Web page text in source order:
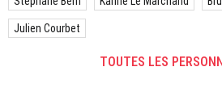
Julien Courbet
TOUTES LES